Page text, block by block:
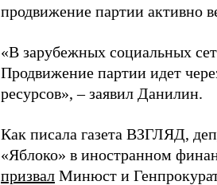
продвижение партии активно
«В зарубежных социальных
Продвижение партии идет
ресурсов», – заявил Данилин.
Как писала газета ВЗГЛЯД,
«Яблоко» в иностранном
призвал Минюст и